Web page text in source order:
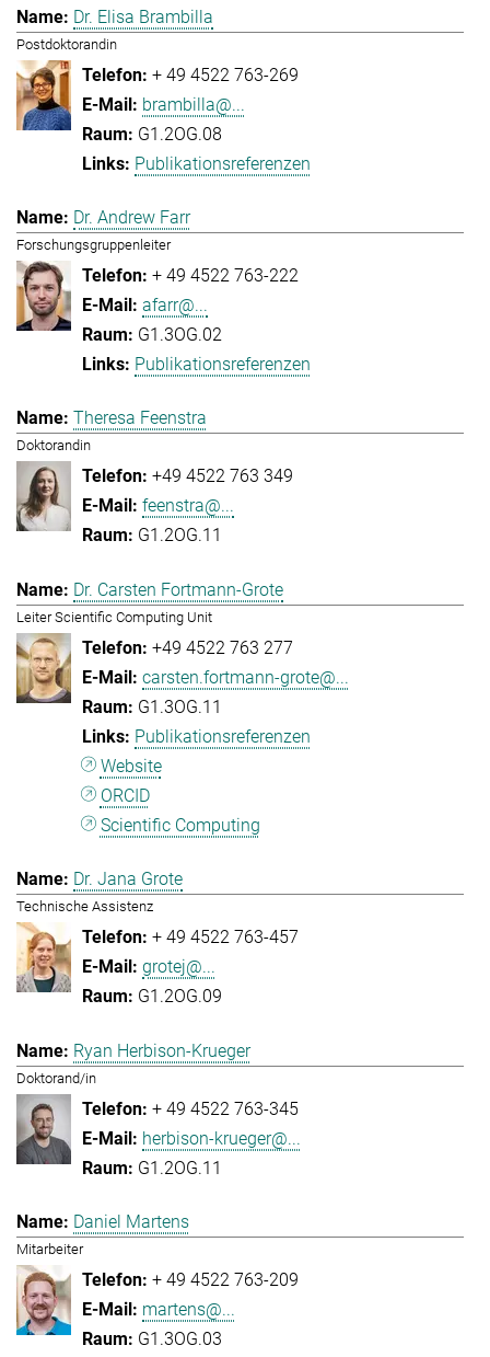
Dr. Elisa Brambilla
Postdoktorandin
+ 49 4522 763-269
brambilla@...
G1.2OG.08
Publikationsreferenzen
Dr. Andrew Farr
Forschungsgruppenleiter
+ 49 4522 763-222
afarr@...
G1.3OG.02
Publikationsreferenzen
Theresa Feenstra
Doktorandin
+49 4522 763 349
feenstra@...
G1.2OG.11
Dr. Carsten Fortmann-Grote
Leiter Scientific Computing Unit
+49 4522 763 277
carsten.fortmann-grote@...
G1.3OG.11
Publikationsreferenzen
Website
ORCID
Scientific Computing
Dr. Jana Grote
Technische Assistenz
+ 49 4522 763-457
grotej@...
G1.2OG.09
Ryan Herbison-Krueger
Doktorand/in
+ 49 4522 763-345
herbison-krueger@...
G1.2OG.11
Daniel Martens
Mitarbeiter
+ 49 4522 763-209
martens@...
G1.3OG.03